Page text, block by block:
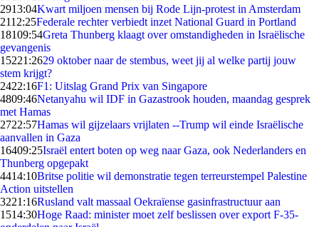
2913:04Kwart miljoen mensen bij Rode Lijn-protest in Amsterdam
2112:25Federale rechter verbiedt inzet National Guard in Portland
18109:54Greta Thunberg klaagt over omstandigheden in Israëlische
gevangenis
15221:2629 oktober naar de stembus, weet jij al welke partij jouw
stem krijgt?
2422:16F1: Uitslag Grand Prix van Singapore
4809:46Netanyahu wil IDF in Gazastrook houden, maandag gesprek
met Hamas
2722:57Hamas wil gijzelaars vrijlaten --Trump wil einde Israëlische
aanvallen in Gaza
16409:25Israël entert boten op weg naar Gaza, ook Nederlanders en
Thunberg opgepakt
4414:10Britse politie wil demonstratie tegen terreurstempel Palestine
Action uitstellen
3221:16Rusland valt massaal Oekraïense gasinfrastructuur aan
1514:30Hoge Raad: minister moet zelf beslissen over export F-35-